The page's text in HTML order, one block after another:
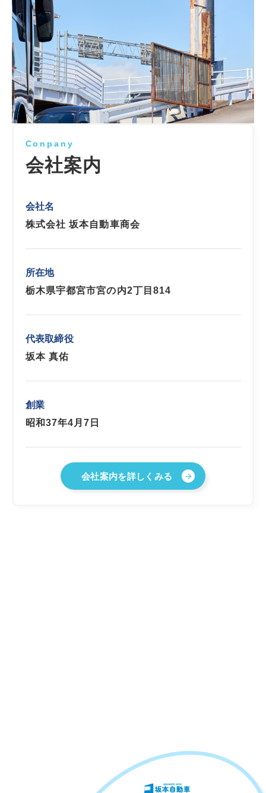
Conpany
会社案内
会社名
株式会社 坂本自動車商会
所在地
栃木県宇都宮市宮の内2丁目814
代表取締役
坂本 真佑
創業
昭和37年4月7日
会社案内を詳しくみる